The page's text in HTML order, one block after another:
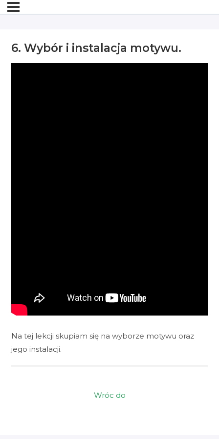
6. Wybór i instalacja motywu.
Na tej lekcji skupiam się na wyborze motywu oraz
jego instalacji.
Wróc do